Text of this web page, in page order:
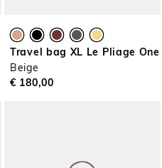
Travel bag XL Le Pliage One
Beige
€ 180,00